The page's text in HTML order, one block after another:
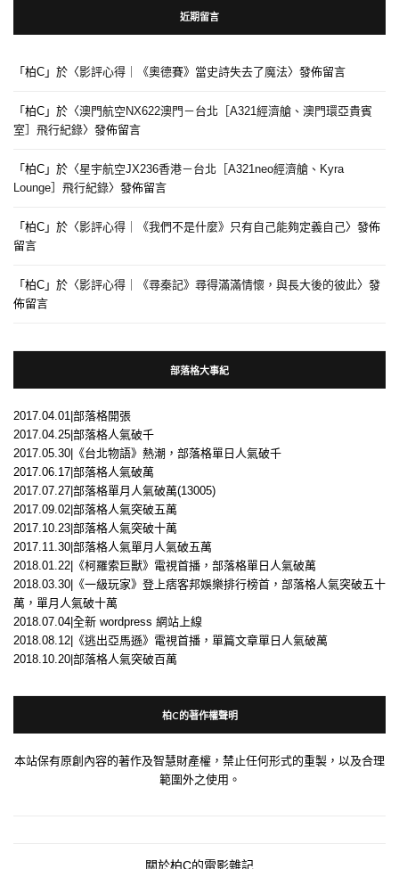
近期留言
「柏C 」於〈影評心得｜《奧德賽》當史詩失去了魔法〉發佈留言
「柏C 」於〈澳門航空NX622澳門－台北［A321經濟艙、澳門環亞貴賓
室］飛行紀錄〉發佈留言
「柏C 」於〈星宇航空JX236香港－台北［A321neo經濟艙、Kyra
Lounge］飛行紀錄〉發佈留言
「柏C 」於〈影評心得｜《我們不是什麼》只有自己能夠定義自己〉發佈
留言
「柏C 」於〈影評心得｜《尋秦記》尋得滿滿情懷，與長大後的彼此〉發
佈留言
部落格大事紀
2017.04.01|部落格開張
2017.04.25|部落格人氣破千
2017.05.30|《台北物語》熱潮，部落格單日人氣破千
2017.06.17|部落格人氣破萬
2017.07.27|部落格單月人氣破萬(13005)
2017.09.02|部落格人氣突破五萬
2017.10.23|部落格人氣突破十萬
2017.11.30|部落格人氣單月人氣破五萬
2018.01.22|《柯羅索巨獸》電視首播，部落格單日人氣破萬
2018.03.30|《一級玩家》登上痞客邦娛樂排行榜首，部落格人氣突破五十
萬，單月人氣破十萬
2018.07.04|全新 wordpress 網站上線
2018.08.12|《逃出亞馬遜》電視首播，單篇文章單日人氣破萬
2018.10.20|部落格人氣突破百萬
柏C的著作權聲明
本站保有原創內容的著作及智慧財產權，禁止任何形式的重製，以及合理
範圍外之使用。
關於柏C的電影雜記